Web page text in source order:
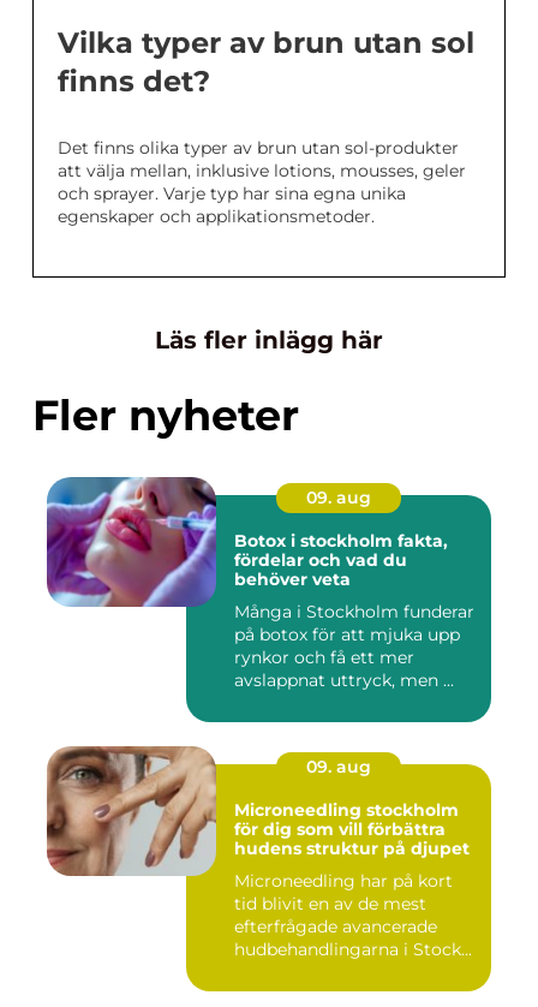
Vilka typer av brun utan sol
finns det?
Det finns olika typer av brun utan sol-produkter
att välja mellan, inklusive lotions, mousses, geler
och sprayer. Varje typ har sina egna unika
egenskaper och applikationsmetoder.
Läs fler inlägg här
Fler nyheter
09. aug
Botox i stockholm fakta,
fördelar och vad du
behöver veta
Många i Stockholm funderar
på botox för att mjuka upp
rynkor och få ett mer
avslappnat uttryck, men ...
09. aug
Microneedling stockholm
för dig som vill förbättra
hudens struktur på djupet
Microneedling har på kort
tid blivit en av de mest
efterfrågade avancerade
hudbehandlingarna i Stock...